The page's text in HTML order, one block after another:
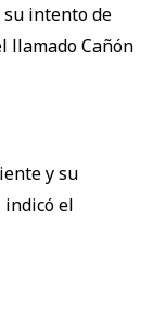
intento de
llamado Cañón
y su
indicó el